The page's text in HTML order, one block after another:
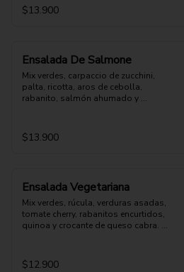
$13.900
Ensalada De Salmone
Mix verdes, carpaccio de zucchini,
palta, ricotta, aros de cebolla,
rabanito, salmón ahumado y
$13.900
Ensalada Vegetariana
Mix verdes, rúcula, verduras asadas,
tomate cherry, rabanitos encurtidos,
quinoa y crocante de queso cabra.
$12.900